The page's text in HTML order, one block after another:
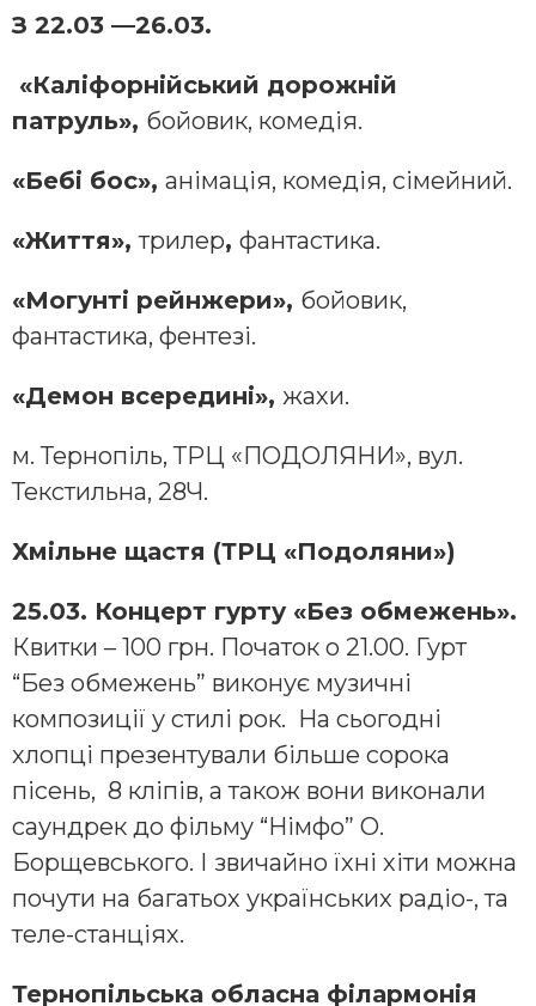
З 22.03 —26.03.
«Каліфорнійський дорожній
патруль», бойовик, комедія.
«Бебі бос», анімація, комедія, сімейний.
«Життя»,трилер, фантастика.
«Могунті рейнжери», бойовик,
фантастика, фентезі.
«Демон всередині», жахи.
м. Тернопіль, ТРЦ «ПОДОЛЯНИ», вул.
Текстильна, 28Ч.
Хмільне щастя (ТРЦ «Подоляни»)
25.03. Концерт гурту «Без обмежень».
Квитки – 100 грн. Початок о 21.00. Гурт
“Без обмежень” виконує музичні
композиції у стилі рок. На сьогодні
хлопці презентували більше сорока
пісень, 8 кліпів, а також вони виконали
саундрек до фільму “Німфо” О.
Борщевського. І звичайно їхні хіти можна
почути на багатьох українських радіо-, та
теле-станціях.
Тернопільська обласна філармонія